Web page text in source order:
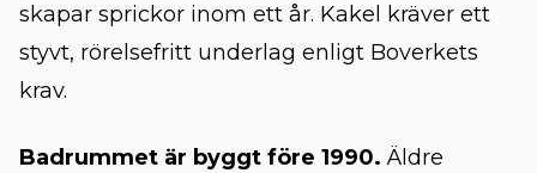
skapar sprickor inom ett år. Kakel kräver ett
styvt, rörelsefritt underlag enligt Boverkets
krav.
Badrummet är byggt före 1990. Äldre